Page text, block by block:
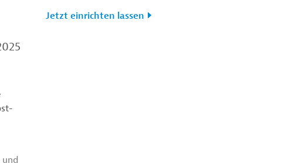
und
Jetzt einrichten lassen